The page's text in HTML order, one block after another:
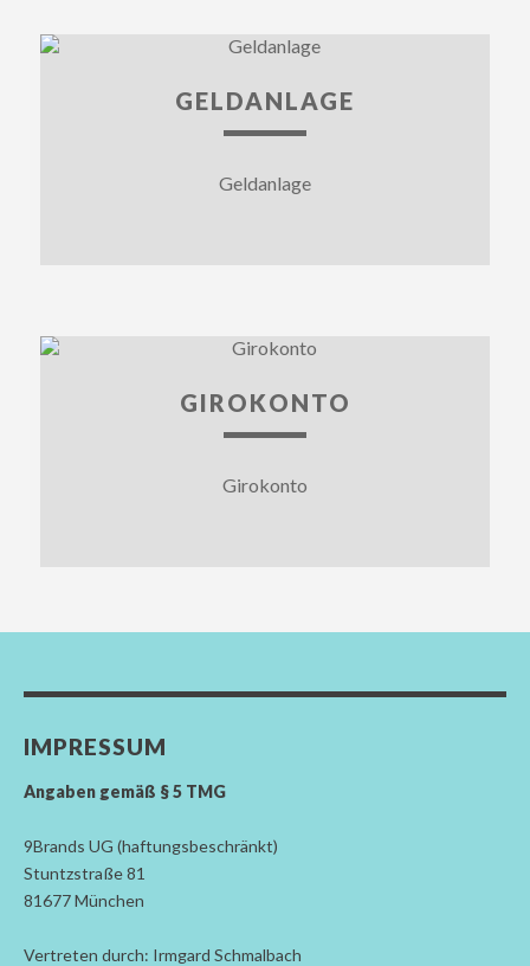
GELDANLAGE
Geldanlage
GIROKONTO
Girokonto
IMPRESSUM
Angaben gemäß § 5 TMG
9Brands UG (haftungsbeschränkt)
Stuntzstraße 81
81677 München
Vertreten durch: Irmgard Schmalbach